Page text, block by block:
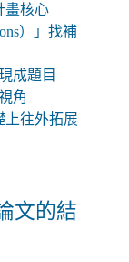
畫核心
）」找補
成題目
角
上往外拓展
文的結